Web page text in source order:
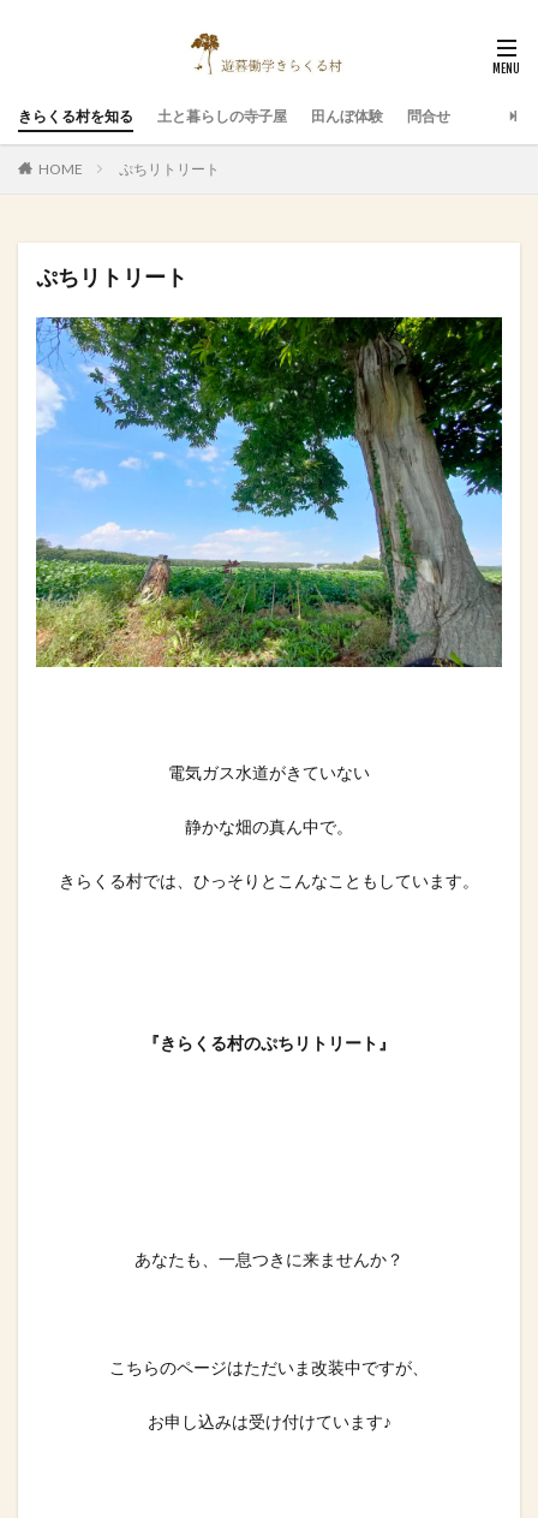
きらくる村を知る 土と暮らしの寺子屋 田んぼ体験 問合せ
HOME ぷちリトリート
ぷちリトリート
電気ガス水道がきていない
静かな畑の真ん中で。
きらくる村では、ひっそりとこんなこともしています。
『きらくる村のぷちリトリート』
あなたも、一息つきに来ませんか？
こちらのページはただいま改装中ですが、
お申し込みは受け付けています♪